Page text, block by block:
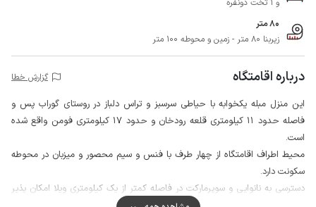
و 1 تخت دونفره
80 متر
زیربنا 80 متر - زمین و محوطه 100 متر
درباره اقامتگاه گزارش خطا
این منزل مبله یکخوابه با حیاطی سرسبز و تراس دلباز در روستای گوراب پس و
فاصله حدود 11 کیلومتری قلعه رودخان و حدود 17 کیلومتری فومن واقع شده
است.
محیط اطراف اقامتگاه از چهار طرف با فنس و سیم محصور و میزبان در محوطه
سکونت دارد.
دسترسی به نانوایی و سوپرمارکت در فاصله کمتر از یک کیلومتری ویلا امکان پذیر